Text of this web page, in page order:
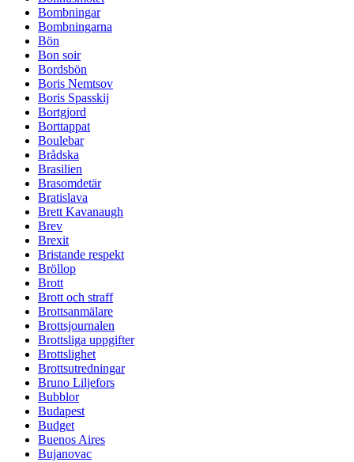
Bombningar
Bombningarna
Bön
Bon soir
Bordsbön
Boris Nemtsov
Boris Spasskij
Bortgjord
Borttappat
Boulebar
Brådska
Brasilien
Brasomdetär
Bratislava
Brett Kavanaugh
Brev
Brexit
Bristande respekt
Bröllop
Brott
Brott och straff
Brottsanmälare
Brottsjournalen
Brottsliga uppgifter
Brottslighet
Brottsutredningar
Bruno Liljefors
Bubblor
Budapest
Budget
Buenos Aires
Bujanovac